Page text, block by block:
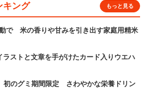
キング もっと見る
で 米の香りや甘みを引き出す家庭用精米
ラストと文章を手がけたカード入りウエハ
初のグミ期間限定 さわやかな栄養ドリン